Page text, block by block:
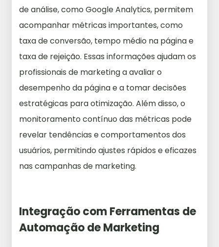
de análise, como Google Analytics, permitem
acompanhar métricas importantes, como
taxa de conversão, tempo médio na página e
taxa de rejeição. Essas informações ajudam os
profissionais de marketing a avaliar o
desempenho da página e a tomar decisões
estratégicas para otimização. Além disso, o
monitoramento contínuo das métricas pode
revelar tendências e comportamentos dos
usuários, permitindo ajustes rápidos e eficazes
nas campanhas de marketing.
Integração com Ferramentas de
Automação de Marketing